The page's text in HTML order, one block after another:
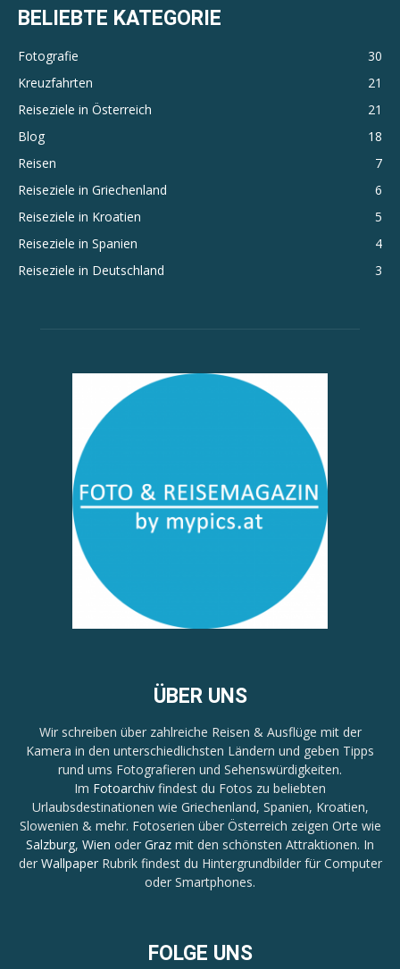
BELIEBTE KATEGORIE
Fotografie
30
Kreuzfahrten
21
Reiseziele in Österreich
21
Blog
18
Reisen
7
Reiseziele in Griechenland
6
Reiseziele in Kroatien
5
Reiseziele in Spanien
4
Reiseziele in Deutschland
3
ÜBER UNS
Wir schreiben über zahlreiche Reisen & Ausflüge mit der
Kamera in den unterschiedlichsten Ländern und geben Tipps
rund ums Fotografieren und Sehenswürdigkeiten.
Im Fotoarchiv findest du Fotos zu beliebten
Urlaubsdestinationen wie Griechenland, Spanien, Kroatien,
Slowenien & mehr. Fotoserien über Österreich zeigen Orte wie
Salzburg, Wien oder Graz mit den schönsten Attraktionen. In
der WallpaperRubrik findest du Hintergrundbilder für Computer
oder Smartphones.
FOLGE UNS